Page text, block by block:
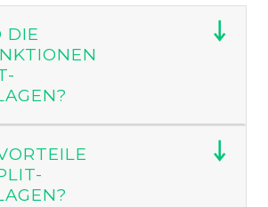
Energieeffizienz deutlich
Marken Hantech und TCL
leiser Betriebsweise,
und smarten
DIE